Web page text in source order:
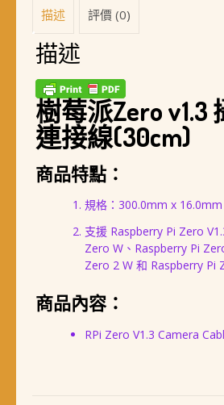
描述 評價 (0)
描述
樹莓派Zero v1.3
連接線(30cm)
商品特點：
規格：300.0mm x
支援 Raspberry Pi Zero
Zero W、Raspberry Pi
Zero 2 W 和 Raspberry Pi
商品內容：
RPi Zero V1.3 Camera